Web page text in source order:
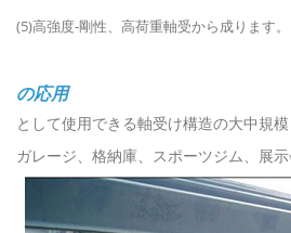
(5)高強度-剛性、高荷重軸受から成ります。
の応用
として使用できる軸受け構造の大中規模
ガレージ、格納庫、スポーツジム、展示